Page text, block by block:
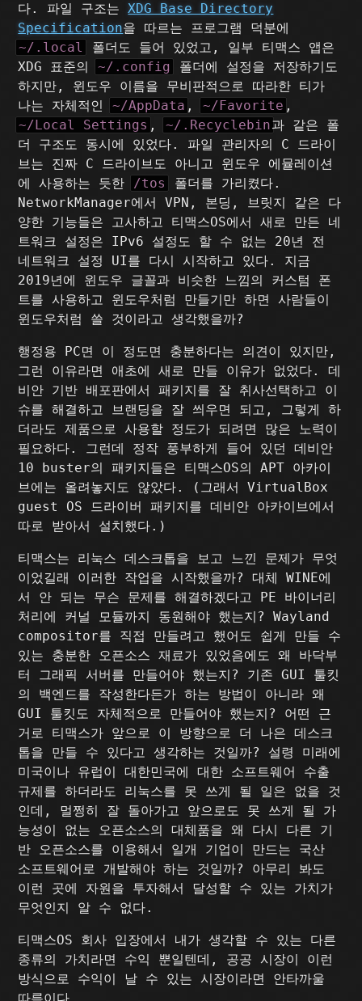
다. 파일 구조는XDG Base Directory
Specification을 따르는 프로그램 덕분에
~/.local
폴더도 들어 있었고, 일부 티맥스 앱은
XDG 표준의 ~/.config
폴더에 설정을 저장하기도
하지만, 윈도우 이름을 무비판적으로 따라한 티가
나는 자체적인 ~/AppData , ~/Favorite ,
~/Local Settings , ~/.Recyclebin과 같은 폴
더 구조도 동시에 있었다. 파일 관리자의 C 드라이
브는 진짜 C 드라이브도 아니고 윈도우 에뮬레이션
에 사용하는 듯한 /tos
폴더를 가리켰다.
NetworkManager에서 VPN, 본딩, 브릿지 같은 다
양한 기능들은 고사하고 티맥스OS에서 새로 만든 네
트워크 설정은 IPv6 설정도 할 수 없는 20년 전
네트워크 설정 UI를 다시 시작하고 있다. 지금
2019년에 윈도우 글꼴과 비슷한 느낌의 커스텀 폰
트를 사용하고 윈도우처럼 만들기만 하면 사람들이
윈도우처럼 쓸 것이라고 생각했을까?
행정용 PC면 이 정도면 충분하다는 의견이 있지만,
그런 이유라면 애초에 새로 만들 이유가 없었다. 데
비안 기반 배포판에서 패키지를 잘 취사선택하고 이
슈를 해결하고 브랜딩을 잘 씌우면 되고, 그렇게 하
더라도 제품으로 사용할 정도가 되려면 많은 노력이
필요하다. 그런데 정작 풍부하게 들어 있던 데비안
10 buster의 패키지들은 티맥스OS의 APT 아카이
브에는 올려놓지도 않았다. (그래서 VirtualBox
guest OS 드라이버 패키지를 데비안 아카이브에서
따로 받아서 설치했다.)
티맥스는 리눅스 데스크톱을 보고 느낀 문제가 무엇
이었길래 이러한 작업을 시작했을까? 대체 WINE에
서 안 되는 무슨 문제를 해결하겠다고 PE 바이너리
처리에 커널 모듈까지 동원해야 했는지? Wayland
compositor를 직접 만들려고 했어도 쉽게 만들 수
있는 충분한 오픈소스 재료가 있었음에도 왜 바닥부
터 그래픽 서버를 만들어야 했는지? 기존 GUI 툴킷
의 백엔드를 작성한다든가 하는 방법이 아니라 왜
GUI 툴킷도 자체적으로 만들어야 했는지? 어떤 근
거로 티맥스가 앞으로 이 방향으로 더 나은 데스크
톱을 만들 수 있다고 생각하는 것일까? 설령 미래에
미국이나 유럽이 대한민국에 대한 소프트웨어 수출
규제를 하더라도 리눅스를 못 쓰게 될 일은 없을 것
인데, 멀쩡히 잘 돌아가고 앞으로도 못 쓰게 될 가
능성이 없는 오픈소스의 대체품을 왜 다시 다른 기
반 오픈소스를 이용해서 일개 기업이 만드는 국산
소프트웨어로 개발해야 하는 것일까? 아무리 봐도
이런 곳에 자원을 투자해서 달성할 수 있는 가치가
무엇인지 알 수 없다.
티맥스OS 회사 입장에서 내가 생각할 수 있는 다른
종류의 가치라면 수익 뿐일텐데, 공공 시장이 이런
방식으로 수익이 날 수 있는 시장이라면 안타까울